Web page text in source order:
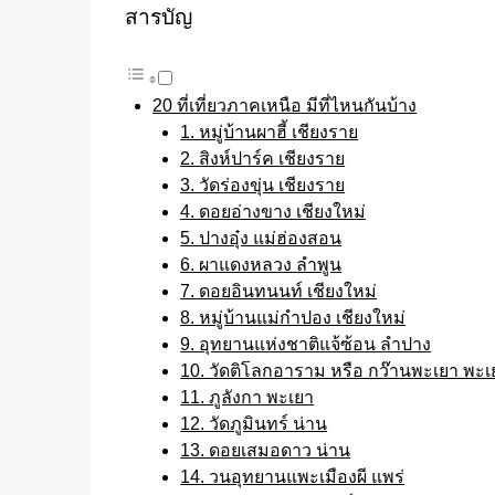
สารบัญ
20 ที่เที่ยวภาคเหนือ มีที่ไหนกันบ้าง
1. หมู่บ้านผาฮี้ เชียงราย
2. สิงห์ปาร์ค เชียงราย
3. วัดร่องขุ่น เชียงราย
4. ดอยอ่างขาง เชียงใหม่
5. ปางอุ๋ง แม่ฮ่องสอน
6. ผาแดงหลวง ลำพูน
7. ดอยอินทนนท์ เชียงใหม่
8. หมู่บ้านแม่กำปอง เชียงใหม่
9. อุทยานแห่งชาติแจ้ซ้อน ลำปาง
10. วัดติโลกอาราม หรือ กว๊านพะเยา พะเ
11. ภูลังกา พะเยา
12. วัดภูมินทร์ น่าน
13. ดอยเสมอดาว น่าน
14. วนอุทยานแพะเมืองผี แพร่